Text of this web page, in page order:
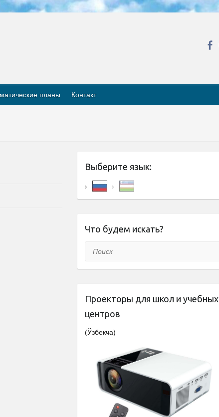
планы Контакт
Выберите язык:
Что будем искать?
Поиск
Проекторы для школ и учебных
центров
(Ўзбекча)